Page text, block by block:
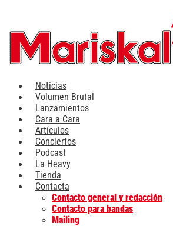
contenido
Noticias
Volumen Brutal
Lanzamientos
Cara a Cara
Artículos
Conciertos
Podcast
La Heavy
Tienda
Contacta
Contacto general y redacción
Contacto para bandas
Mailing